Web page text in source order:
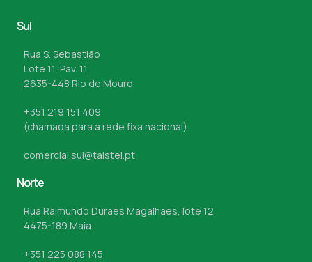
Sul
Rua S. Sebastião
Lote 11, Pav. 11,
2635-448 Rio de Mouro
+351 219 151 409
(chamada para a rede fixa nacional)
comercial.sul@taistel.pt
Norte
Rua Raimundo Durães Magalhães, lote 12
4475-189 Maia
+351 225 088 145